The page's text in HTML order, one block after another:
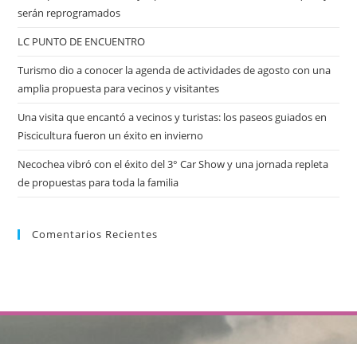
serán reprogramados
LC PUNTO DE ENCUENTRO
Turismo dio a conocer la agenda de actividades de agosto con una
amplia propuesta para vecinos y visitantes
Una visita que encantó a vecinos y turistas: los paseos guiados en
Piscicultura fueron un éxito en invierno
Necochea vibró con el éxito del 3° Car Show y una jornada repleta
de propuestas para toda la familia
Comentarios Recientes